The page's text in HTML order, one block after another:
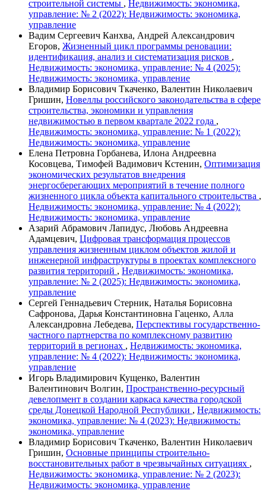
строительной системы , Недвижимость: экономика,
управление: № 2 (2022): Недвижимость: экономика,
управление
Вадим Сергеевич Канхва, Андрей Александрович
Егоров, Жизненный цикл программы реновации:
идентификация, анализ и систематизация рисков ,
Недвижимость: экономика, управление: № 4 (2025):
Недвижимость: экономика, управление
Владимир Борисович Ткаченко, Валентин Николаевич
Гришин, Новеллы российского законодательства в сфере
строительства, экономики и управления
недвижимостью в первом квартале 2022 года ,
Недвижимость: экономика, управление: № 1 (2022):
Недвижимость: экономика, управление
Елена Петровна Горбанева, Илона Андреевна
Косовцева, Тимофей Вадимович Кстенин, Оптимизация
экономических результатов внедрения
энергосберегающих мероприятий в течение полного
жизненного цикла объекта капитального строительства ,
Недвижимость: экономика, управление: № 4 (2022):
Недвижимость: экономика, управление
Азарий Абрамович Лапидус, Любовь Андреевна
Адамцевич, Цифровая трансформация процессов
управления жизненным циклом объектов жилой и
инженерной инфраструктуры в проектах комплексного
развития территорий , Недвижимость: экономика,
управление: № 2 (2025): Недвижимость: экономика,
управление
Сергей Геннадьевич Стерник, Наталья Борисовна
Сафронова, Дарья Константиновна Гаценко, Алла
Александровна Лебедева, Перспективы государственно-
частного партнерства по комплексному развитию
территорий в регионах , Недвижимость: экономика,
управление: № 4 (2022): Недвижимость: экономика,
управление
Игорь Владимирович Кущенко, Валентин
Валентинович Волгин, Пространственно-ресурсный
девелопмент в создании каркаса качества городской
среды Донецкой Народной Республики , Недвижимость:
экономика, управление: № 4 (2023): Недвижимость:
экономика, управление
Владимир Борисович Ткаченко, Валентин Николаевич
Гришин, Основные принципы строительно-
восстановительных работ в чрезвычайных ситуациях ,
Недвижимость: экономика, управление: № 2 (2023):
Недвижимость: экономика, управление